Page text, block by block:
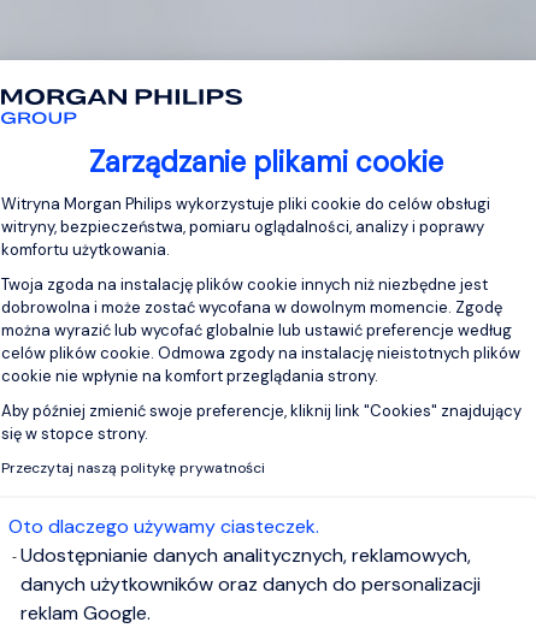
Zarządzanie plikami cookie
Platforma zarządzania zgodą:
Witryna Morgan Philips wykorzystuje pliki cookie do celów obsługi
witryny, bezpieczeństwa, pomiaru oglądalności, analizy i poprawy
komfortu użytkowania.
Twoja zgoda na instalację plików cookie innych niż niezbędne jest
dobrowolna i może zostać wycofana w dowolnym momencie. Zgodę
można wyrazić lub wycofać globalnie lub ustawić preferencje według
celów plików cookie. Odmowa zgody na instalację nieistotnych plików
cookie nie wpłynie na komfort przeglądania strony.
Aby później zmienić swoje preferencje, kliknij link "Cookies" znajdujący
się w stopce strony.
Przeczytaj naszą politykę prywatności
Oto dlaczego używamy ciasteczek.
Udostępnianie danych analitycznych, reklamowych,
danych użytkowników oraz danych do personalizacji
reklam Google.